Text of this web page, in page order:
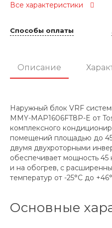
Все характеристики
Способы оплаты
Описание
Наружный блок VRF
MMY-MAP1606FT8P-E от
комплексного
помещений площадью до
двумя двухроторными
обеспечивает мощность 45
и на обогрев, с
температур от -25°C до
Основные